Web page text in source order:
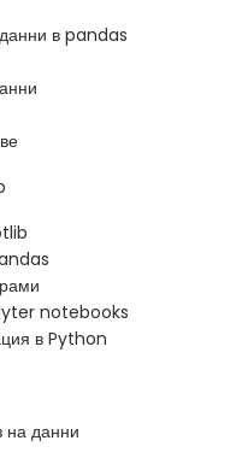
в pandas
notebooks
в Python
на данни